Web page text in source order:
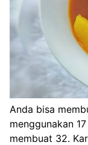
Anda bisa
menggunakan
membuat 32.